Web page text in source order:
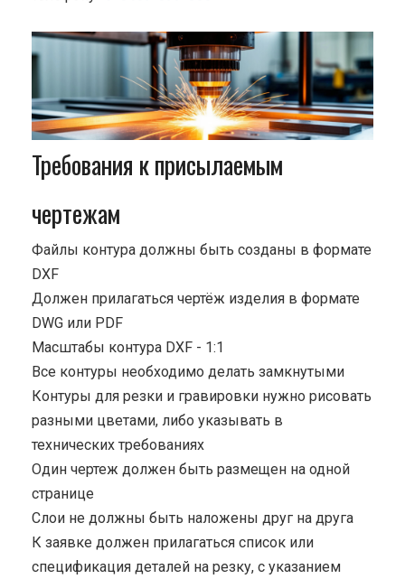
Требования к присылаемым
чертежам
Файлы контура должны быть созданы в формате
DXF
Должен прилагаться чертёж изделия в формате
DWG или PDF
Масштабы контура DXF - 1:1
Все контуры необходимо делать замкнутыми
Контуры для резки и гравировки нужно рисовать
разными цветами, либо указывать в
технических требованиях
Один чертеж должен быть размещен на одной
странице
Cлои не должны быть наложены друг на друга
К заявке должен прилагаться список или
спецификация деталей на резку, с указанием